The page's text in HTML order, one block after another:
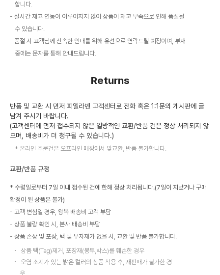
합니다.
실시간 재고 연동이 이루어지지 않아 상품이 재고 부족으로 인해 품절될
수 있습니다.
품절 시 고객님께 신속한 안내를 위해 유선으로 연락드릴 예정이며, 부재
중에는 문자를 통해 안내드립니다.
Returns
반품 및 교환 시 먼저 피엘라벤 고객센터로 전화 혹은 1:1문의 게시판에 글
남겨 주시기 바랍니다.
(고객센터에 먼저 접수되지 않은 일방적인 교환/반품 건은 정상 처리되지 않
으며, 배송비가 더 청구될 수 있습니다.)
온라인 주문건은 오프라인 매장에서 맞교환, 반품 불가합니다.
교환/반품 규정
* 수령일로부터 7일 이내 접수된 건에 한해 정상 처리됩니다.(7일이 지났거나 구매
확정이 된 상품은 불가)
고객 변심일 경우, 왕복 배송비 고객 부담
상품 불량 확인 시, 본사 배송비 부담
상품 손상 및 포장, 택 및 부자재가 없을 시, 교환 및 반품 불가합니다.
상품 택(Tag)제거, 포장재(봉투,박스)를 훼손한 경우
오염 소지가 있는 밝은 컬러의 상품 착용 후, 재판매가 불가한 경
우